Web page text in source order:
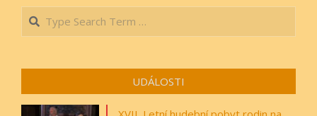
21
Search
UDÁLOSTI